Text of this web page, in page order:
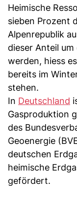
Heimische
sieben Prozent
Alpenrepublik
dieser Anteil
werden, hiess
bereits im
stehen.
In Deutschland
Gasproduktion
des
Geoenergie
deutschen
heimische
gefördert.